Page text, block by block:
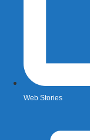
Web Stories